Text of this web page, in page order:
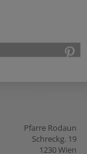
Pfarre Rodaun
Schreckg. 19
1230 Wien